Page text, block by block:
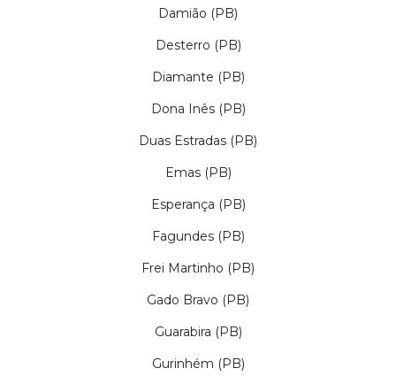
Damião (PB)
Desterro (PB)
Diamante (PB)
Dona Inês (PB)
Duas Estradas (PB)
Emas (PB)
Esperança (PB)
Fagundes (PB)
Frei Martinho (PB)
Gado Bravo (PB)
Guarabira (PB)
Gurinhém (PB)